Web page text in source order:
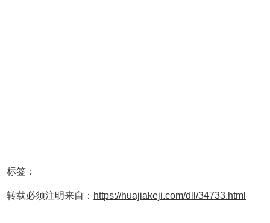
标签：
转载必须注明来自： https://huajiakeji.com/dll/34733.html